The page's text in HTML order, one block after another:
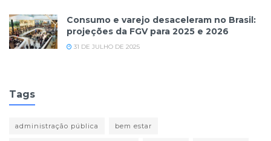
Consumo e varejo desaceleram no Brasil:
projeções da FGV para 2025 e 2026
31 DE JULHO DE 2025
Tags
administração pública bem estar